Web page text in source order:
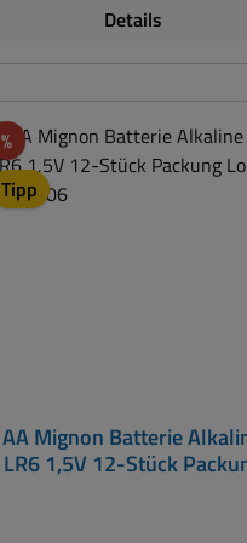
Details
%Rabatt
Tipp
AA Mignon Batterie
LR6 1,5V 12-Stück Packung